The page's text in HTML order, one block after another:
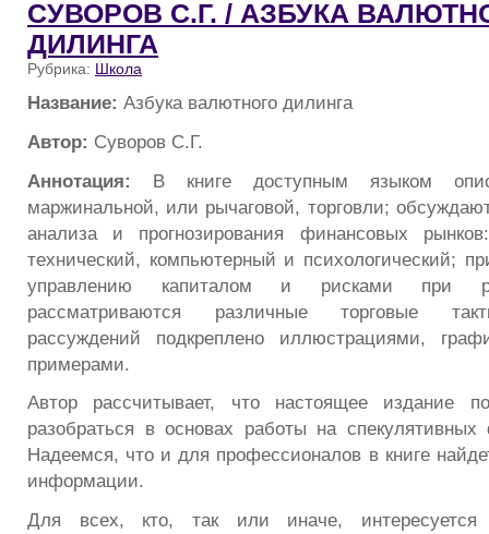
СУВОРОВ С.Г. / АЗБУКА
ДИЛИНГА
Рубрика: Школа
Название: Азбука валютного дилинга
Автор: Суворов С.Г.
Аннотация: В книге доступным языком
маржинальной, или рычаговой, торговли;
анализа и прогнозирования финансовых
технический, компьютерный и психологический;
управлению капиталом и рисками при
рассматриваются различные торговые
рассуждений подкреплено иллюстрациями,
примерами.
Автор рассчитывает, что настоящее издание
разобраться в основах работы на
Надеемся, что и для профессионалов в книге
информации.
Для всех, кто, так или иначе, интересуется